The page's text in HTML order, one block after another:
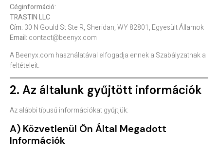
Céginformáció:
TRASTIN LLC
Cím: 30 N Gould St Ste R, Sheridan, WY 82801, Egyesült Államok
Email: contact@beenyx.com
A Beenyx.com használatával elfogadja ennek a Szabályzatnak a
feltételeit.
2. Az általunk gyűjtött információk
Az alábbi típusú információkat gyűjtjük:
A) Közvetlenül Ön Által Megadott
Információk